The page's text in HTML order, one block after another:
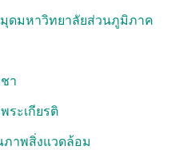
มุดมหาวิทยาลัยส่วนภูมิภาค
า
ระเกียรติ
าพสิ่งแวดล้อม